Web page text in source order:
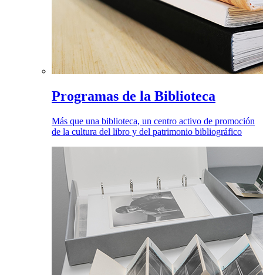
Programas de la Biblioteca
Más que una biblioteca, un centro activo de promoción
de la cultura del libro y del patrimonio bibliográfico